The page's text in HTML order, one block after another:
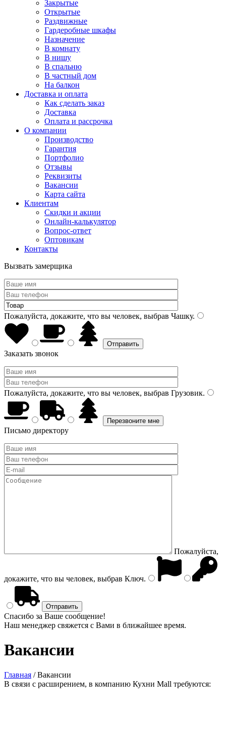
Закрытые
Открытые
Раздвижные
Гардеробные шкафы
Назначение
В комнату
В нишу
В спальню
В частный дом
На балкон
Доставка и оплата
Как сделать заказ
Доставка
Оплата и рассрочка
О компании
Производство
Гарантия
Портфолио
Отзывы
Реквизиты
Вакансии
Карта сайта
Клиентам
Скидки и акции
Онлайн-калькулятор
Вопрос-ответ
Оптовикам
Контакты
Вызвать замерщика
Пожалуйста, докажите, что вы человек, выбрав Чашку.
Заказать звонок
Пожалуйста, докажите, что вы человек, выбрав Грузовик.
Письмо директору
Пожалуйста,
докажите, что вы человек, выбрав Ключ.
Спасибо за Ваше сообщение!
Наш менеджер свяжется с Вами в ближайшее время.
Вакансии
Главная /Вакансии
В связи с расширением, в компанию Кухни Mall требуются: